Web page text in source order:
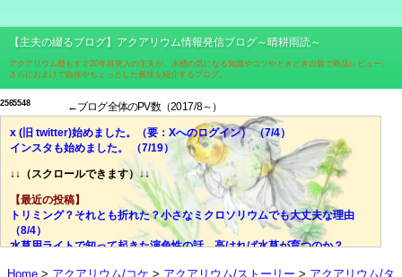
【主夫の綴るブログ】アクアリウム情報発信ブログ～晴耕雨読～
アクアリウム歴もすぐ20年目突入の主夫が、水槽の気になる知識やコツやときどき自腹で商品レビュー、
さらにおまけで自作やちょっとした裏技を紹介するブログ。
2565548 ←ブログ全体のPV数（2017/8～）
x (旧 twitter)始めました。（要：Xへのログイン） （7/4）
インスタも始めました。 （7/19）
↓↓（スクロールできます）↓↓
【最近の投稿】
トリミング？それとも折れた？小さなミクロソリウムでも大丈夫な理由
（8/4）
水草用ライトで知って起きた演色性の話。高ければ水草が育つのか？
Home アクアリウム/コケ アクアリウム/ストーリー
アクアリウム/タ